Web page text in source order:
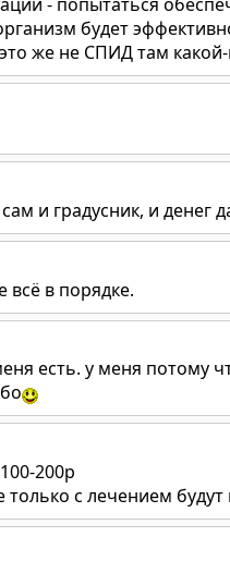
будет
же не СПИД там
и градусник, и денег
в порядке.
есть. у меня потому
200р
только с лечением